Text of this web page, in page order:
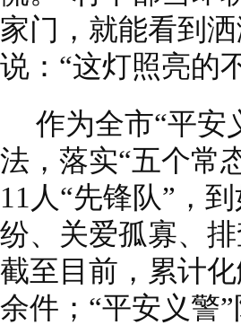
家门，就能看到
说：“这灯照亮的
作为全市“平安
法，落实“五个常
11人“先锋队”，
纷、关爱孤寡、
截至目前，累计
余件；“平安义警